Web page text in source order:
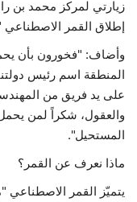
حياة
زيارتي لمركز محمد بن
إطلاق القمر
وأضاف: "فخورون بأن
المنطقة اسم رئيس
على يد فريق من
والعقول، شكراً لمن
المستحيل".
ماذا نعرف عن القمر؟
يتميّز القمر الاصطناعي